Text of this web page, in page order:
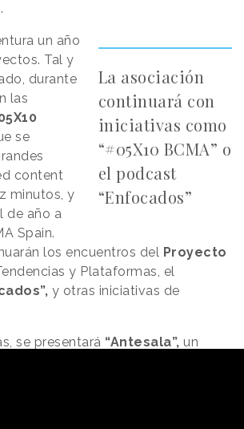
La asociación
continuará con
iniciativas como
“#05X10 BCMA” o
el podcast
“Enfocados”
un año
Tal y
durante
las
se
content
minutos, y
de año a
Spain.
los encuentros del Proyecto
y Plataformas, el
y otras iniciativas de
se presentará “Antesala”, un
el entretenimiento y el contenido